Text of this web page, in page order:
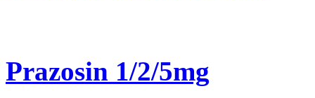
Prazosin 1/2/5mg